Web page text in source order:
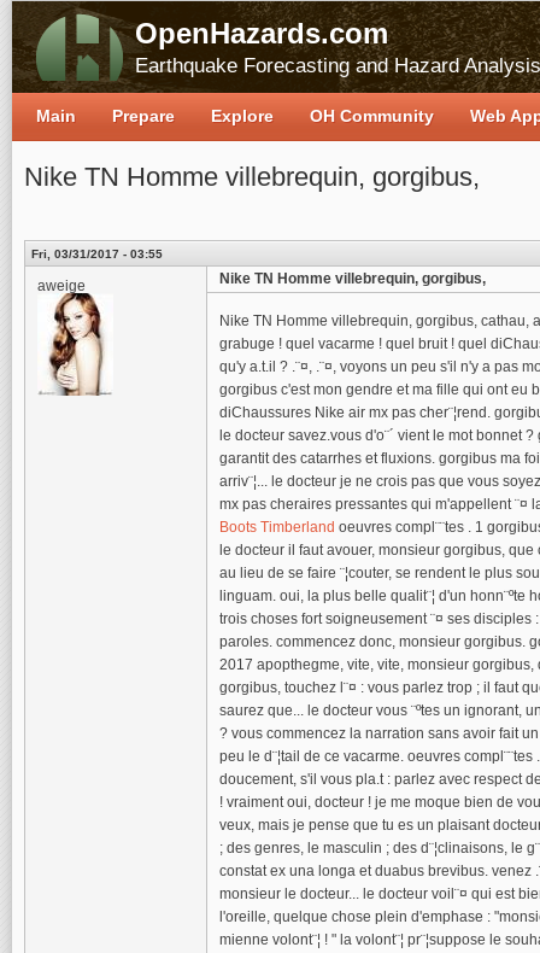
OpenHazards.com
Earthquake Forecasting and Hazard Analysis
Nike TN Homme villebrequin, gorgibus,
Fri, 03/31/2017 - 03:55
aweige Nike TN Homme villebrequin, gorgibus,
Nike TN Homme villebrequin, gorgibus, cathau,
grabuge ! quel vacarme ! quel bruit ! quel
qu'y a.t.il ? .¨¤, .¨¤, voyons un peu s'il n'y a pas
gorgibus c'est mon gendre et ma fille qui ont eu
diChaussures Nike air mx pas cher¨¦rend.
le docteur savez.vous d'o¨´ vient le mot bonnet
garantit des catarrhes et fluxions. gorgibus ma
arriv¨¦... le docteur je ne crois pas que vous
mx pas cheraires pressantes qui m'appellent ¨¤
Boots Timberland oeuvres compl¨¨tes . 1
le docteur il faut avouer, monsieur gorgibus,
au lieu de se faire ¨¦couter, se rendent le plus
linguam. oui, la plus belle qualit¨¦ d'un
trois choses fort soigneusement ¨¤ ses disciples
paroles. commencez donc, monsieur gorgibus.
2017 apopthegme, vite, vite, monsieur gorgibus,
gorgibus, touchez l¨¤ : vous parlez trop ; il faut
saurez que... le docteur vous ¨ºtes un ignorant,
? vous commencez la narration sans avoir fait
peu le d¨¦tail de ce vacarme. oeuvres
doucement, s'il vous pla.t : parlez avec respect
! vraiment oui, docteur ! je me moque bien de
veux, mais je pense que tu es un plaisant
; des genres, le masculin ; des d¨¦clinaisons, le
constat ex una longa et duabus brevibus. venez
monsieur le docteur... le docteur voil¨¤ qui est
l'oreille, quelque chose plein d'emphase :
mienne volont¨¦ ! " la volont¨¦ pr¨¦suppose le
Main Prepare Explore OH Community Web